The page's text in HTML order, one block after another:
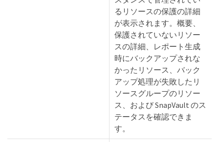
るリソースの保護の詳細
が表示されます。概要、
保護されていないリソー
スの詳細、レポート生成
時にバックアップされな
かったリソース、バック
アップ処理が失敗したリ
ソースグループのリソー
ス、および SnapVault のス
テータスを確認できま
す。